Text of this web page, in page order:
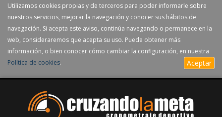
Utilizamos cookies propias y de terceros para poder informarle sobre
nuestros servicios, mejorar la navegación y conocer sus hábitos de
navegación. Si acepta este aviso, continúa navegando o permanece en la
web, consideraremos que acepta su uso. Puede obtener más
información, o bien conocer cómo cambiar la configuración, en nuestra
Política de cookies. Aceptar